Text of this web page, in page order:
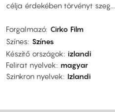
célja érdekében törvényt szeg...
Forgalmazó Cirko Film
Színes Színes
Készítő országok
izlandi
Felirat nyelvek
magyar
Szinkron nyelvek
Izlandi